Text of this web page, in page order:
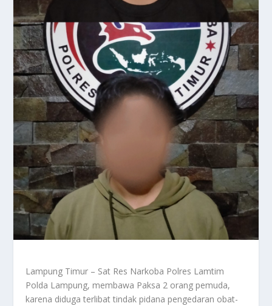
Lampung Timur – Sat Res Narkoba Polres Lamtim
Polda Lampung, membawa Paksa 2 orang pemuda,
karena diduga terlibat tindak pidana pengedaran obat-